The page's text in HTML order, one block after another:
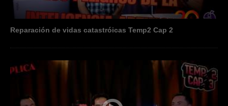
Reparación de vidas catastróicas Temp2 Cap 2